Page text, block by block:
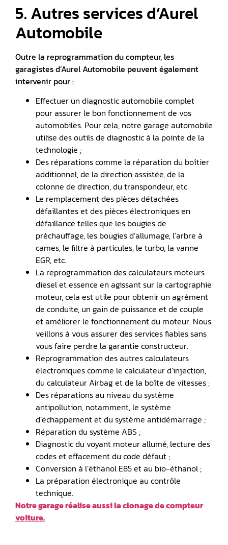
5. Autres services d’Aurel
Automobile
Outre la reprogrammation du compteur, les
garagistes d’Aurel Automobile peuvent également
intervenir pour :
Effectuer un diagnostic automobile complet
pour assurer le bon fonctionnement de vos
automobiles. Pour cela, notre garage automobile
utilise des outils de diagnostic à la pointe de la
technologie ;
Des réparations comme la réparation du boîtier
additionnel, de la direction assistée, de la
colonne de direction, du transpondeur, etc.
Le remplacement des pièces détachées
défaillantes et des pièces électroniques en
défaillance telles que les bougies de
préchauffage, les bougies d’allumage, l’arbre à
cames, le filtre à particules, le turbo, la vanne
EGR, etc.
La reprogrammation des calculateurs moteurs
diesel et essence en agissant sur la cartographie
moteur, cela est utile pour obtenir un agrément
de conduite, un gain de puissance et de couple
et améliorer le fonctionnement du moteur. Nous
veillons à vous assurer des services fiables sans
vous faire perdre la garantie constructeur.
Reprogrammation des autres calculateurs
électroniques comme le calculateur d’injection,
du calculateur Airbag et de la boîte de vitesses ;
Des réparations au niveau du système
antipollution, notamment, le système
d’échappement et du système antidémarrage ;
Réparation du système ABS ;
Diagnostic du voyant moteur allumé, lecture des
codes et effacement du code défaut ;
Conversion à l’éthanol E85 et au bio-éthanol ;
La préparation électronique au contrôle
technique.
Notre garage réalise aussi le clonage de compteur
voiture.